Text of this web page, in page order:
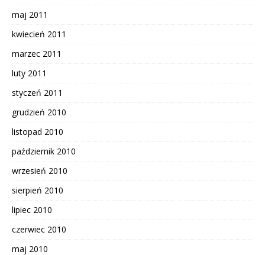
maj 2011
kwiecień 2011
marzec 2011
luty 2011
styczeń 2011
grudzień 2010
listopad 2010
październik 2010
wrzesień 2010
sierpień 2010
lipiec 2010
czerwiec 2010
maj 2010